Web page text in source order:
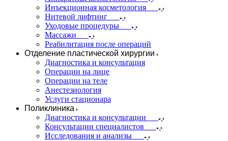
Инъекционная косметология
Нитевой лифтинг
Уходовые процедуры
Массажи
Реабилитация после операций
Отделение пластической хирургии
Диагностика и консультация
Операции на лице
Операции на теле
Анестезиология
Услуги стационара
Поликлиника
Диагностика и консультации
Консультации специалистов
Исследования и анализы